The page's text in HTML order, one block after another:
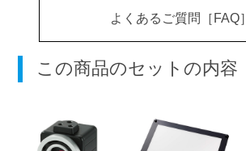
よくあるご質問［FAQ］
この商品のセットの内容